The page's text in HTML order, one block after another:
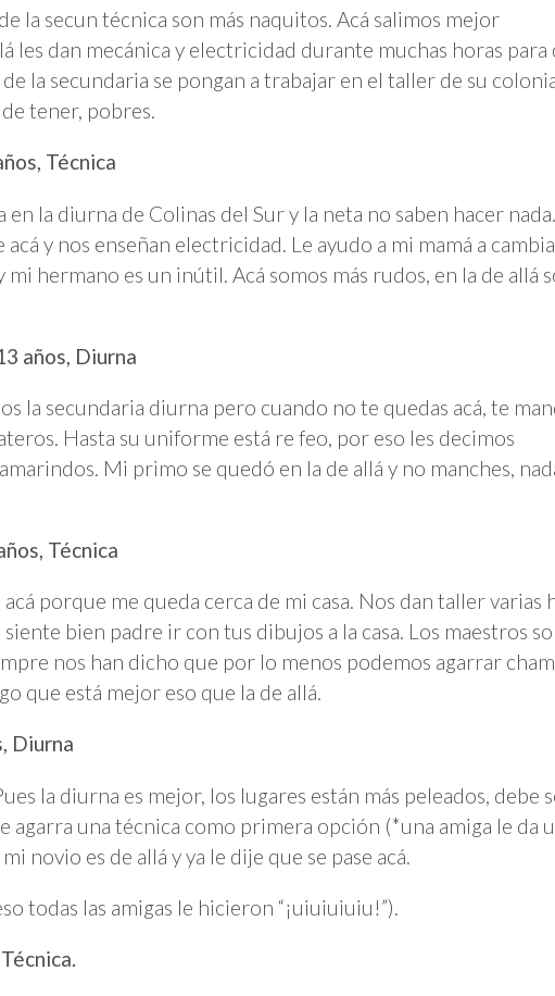
la secun técnica son más naquitos. Acá salimos mejor
les dan mecánica y electricidad durante muchas horas para
la secundaria se pongan a trabajar en el taller de su
tener, pobres.
Técnica
en la diurna de Colinas del Sur y la neta no saben hacer
acá y nos enseñan electricidad. Le ayudo a mi mamá a
mi hermano es un inútil. Acá somos más rudos, en la de allá
años, Diurna
la secundaria diurna pero cuando no te quedas acá, te
Hasta su uniforme está re feo, por eso les decimos
Mi primo se quedó en la de allá y no manches,
Técnica
acá porque me queda cerca de mi casa. Nos dan taller varias
siente bien padre ir con tus dibujos a la casa. Los maestros
nos han dicho que por lo menos podemos agarrar
que está mejor eso que la de allá.
Diurna
la diurna es mejor, los lugares están más peleados, debe
agarra una técnica como primera opción (*una amiga le da
novio es de allá y ya le dije que se pase acá.
todas las amigas le hicieron “¡uiuiuiuiu!”).